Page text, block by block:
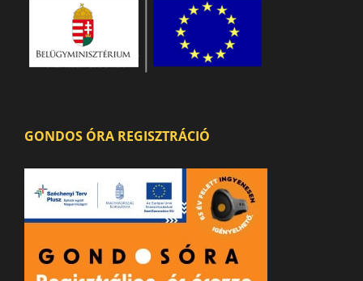
GONDOS ÓRA REGISZTRÁCIÓ